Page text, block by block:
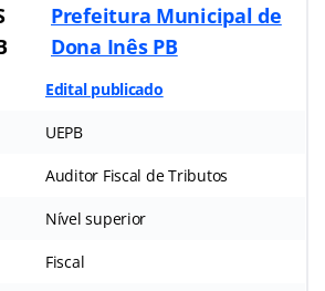
Prefeitura Municipal de
Dona Inês PB
Edital publicado
UEPB
Auditor Fiscal de Tributos
Nível superior
Fiscal